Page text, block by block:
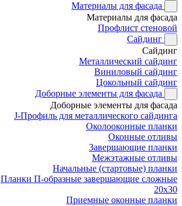
Материалы для фасада
Материалы для фасада
Профлист стеновой
Сайдинг
Сайдинг
Металлический сайдинг
Виниловый сайдинг
Цокольный сайдинг
Доборные элементы для фасада
Доборные элементы для фасада
J-Профиль для металлического сайдинга
Околооконные планки
Оконные отливы
Завершающие планки
Межэтажные отливы
Начальные (стартовые) планки
Планки П-образные завершающие сложные
20x30
Приемные оконные планки